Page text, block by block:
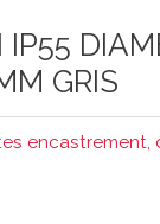
IP55
GRIS
encastrement,